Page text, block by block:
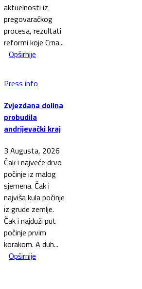
aktuelnosti iz
pregovaračkog
procesa, rezultati
reformi koje Crna...
Opširnije
Press info
Zvjezdana dolina
probudila
andrijevački kraj
3 Augusta, 2026
Čak i najveće drvo
počinje iz malog
sjemena. Čak i
najviša kula počinje
iz grude zemlje.
Čak i najduži put
počinje prvim
korakom. A duh...
Opširnije